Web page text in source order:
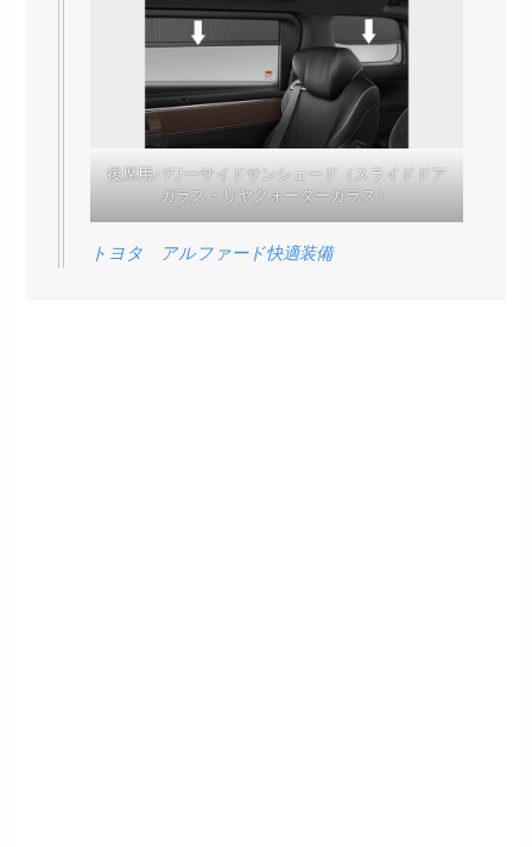
後席用パワーサイドサンシェード（スライドドア
ガラス・リヤクォーターガラス）
トヨタ アルファード快適装備